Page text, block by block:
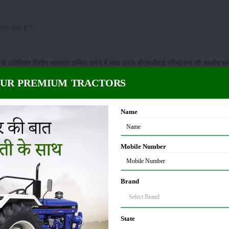
कहा है ?
वित्तीय सहायता हासिल करने में मदद करके बीएचजीवाई परियोजना की समर्थन
का अनावरण किया है। यह पहल राज्य के उन समस्त कृषकों को लक्षित करती है, जिन्हें
एसीओआरएन प्लेटफॉर्म में उनके एकीकरण की सुविधा प्रदान की गया है। प्रमुख तौर पर
सरकार के समर्थन से 1 लाख से ज्यादा एकड़ ग्रामीण जमीन पर फलों के बगीचे एवं
20 वर्षों में कार्बन हटाने का फायदा मिलेगा।
में सहयोग करके बीएचजीवाई परियोजना की समर्थन अवधि के उपरांत भी वृक्षों की निरंतर
नहीं है अथवा उनके या सरकार की तरफ से कोई जरूरी निवेश नहीं है। परियोजना की
2022 में प्रारंभ हुई थी।
रुपए की आर्थिक मदद दी जाएगी
लेकर क्या कहा है ?
PREMIUM TRACTORS
Name
Mobile Number
Brand
State